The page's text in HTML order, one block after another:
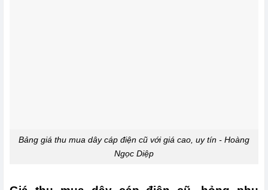
Bảng giá thu mua dây cáp điện cũ với giá cao, uy tín - Hoàng
Ngọc Diệp